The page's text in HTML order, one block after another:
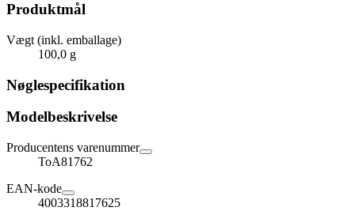
Produktmål
Vægt (inkl. emballage)
100,0 g
Nøglespecifikation
Modelbeskrivelse
Producentens varenummer
ToA81762
EAN-kode
4003318817625